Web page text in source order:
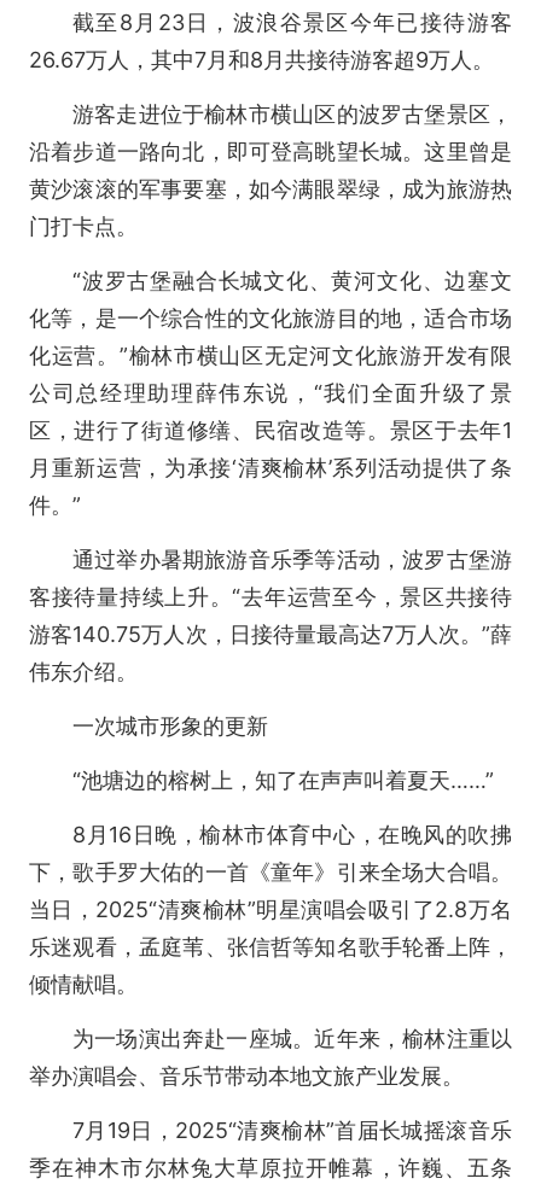
截至8月23日，波浪谷景区今年已接待游客
26.67万人，其中7月和8月共接待游客超9万人。
游客走进位于榆林市横山区的波罗古堡景区，
沿着步道一路向北，即可登高眺望长城。这里曾是
黄沙滚滚的军事要塞，如今满眼翠绿，成为旅游热
门打卡点。
“波罗古堡融合长城文化、黄河文化、边塞文
化等，是一个综合性的文化旅游目的地，适合市场
化运营。”榆林市横山区无定河文化旅游开发有限
公司总经理助理薛伟东说，“我们全面升级了景
区，进行了街道修缮、民宿改造等。景区于去年1
月重新运营，为承接‘清爽榆林’系列活动提供了条
件。”
通过举办暑期旅游音乐季等活动，波罗古堡游
客接待量持续上升。“去年运营至今，景区共接待
游客140.75万人次，日接待量最高达7万人次。”薛
伟东介绍。
一次城市形象的更新
“池塘边的榕树上，知了在声声叫着夏天……”
8月16日晚，榆林市体育中心，在晚风的吹拂
下，歌手罗大佑的一首《童年》引来全场大合唱。
当日，2025“清爽榆林”明星演唱会吸引了2.8万名
乐迷观看，孟庭苇、张信哲等知名歌手轮番上阵，
倾情献唱。
为一场演出奔赴一座城。近年来，榆林注重以
举办演唱会、音乐节带动本地文旅产业发展。
7月19日，2025“清爽榆林”首届长城摇滚音乐
季在神木市尔林兔大草原拉开帷幕，许巍、五条